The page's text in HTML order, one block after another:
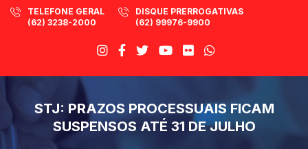
TELEFONE GERAL
(62) 3238-2000
DISQUE PRERROGATIVAS
(62) 99976-9900
STJ: PRAZOS PROCESSUAIS FICAM
SUSPENSOS ATÉ 31 DE JULHO